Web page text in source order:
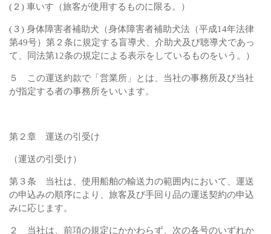
(２) 車いす（旅客が使用するものに限る。）
(３) 身体障害者補助犬（身体障害者補助犬法（平成14年法律
第49号）第２条に規定する盲導犬、介助犬及び聴導犬であっ
て、同法第12条の規定による表示をしているものをいう。）
５ この運送約款で「営業所」とは、当社の事務所及び当社
が指定する者の事務所をいいます。
第２章 運送の引受け
（運送の引受け）
第３条 当社は、使用船舶の輸送力の範囲内において、運送
の申込みの順序により、旅客及び手回り品の運送契約の申込
みに応じます。
２ 当社は、前項の規定にかかわらず、次の各号のいずれか